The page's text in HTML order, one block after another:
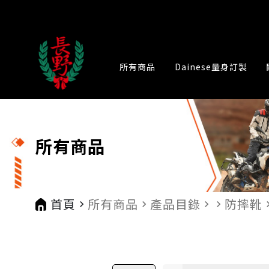
所有商品 Dainese量身訂製
所有商品
首頁 navigate_next 所有商品 navigate_next 產品目錄 navigate_next navigate_next 防摔靴